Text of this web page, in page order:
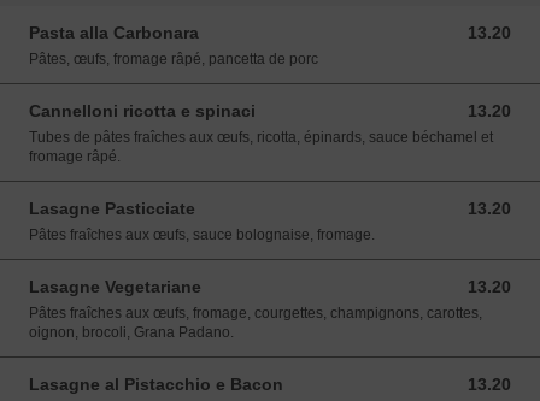
Pasta alla Carbonara 13.20
13.20 EUR
Pâtes, œufs, fromage râpé, pancetta de porc
Cannelloni ricotta e spinaci 13.20
13.20 EUR
Tubes de pâtes fraîches aux œufs, ricotta, épinards, sauce béchamel et
fromage râpé.
Lasagne Pasticciate 13.20
13.20 EUR
Pâtes fraîches aux œufs, sauce bolognaise, fromage.
Lasagne Vegetariane 13.20
13.20 EUR
Pâtes fraîches aux œufs, fromage, courgettes, champignons, carottes,
oignon, brocoli, Grana Padano.
Lasagne al Pistacchio e Bacon 13.20
13.20 EUR